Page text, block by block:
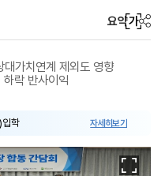
요약가
대가치연계 제외도 영향
락 반사이익
입학 자세히보기